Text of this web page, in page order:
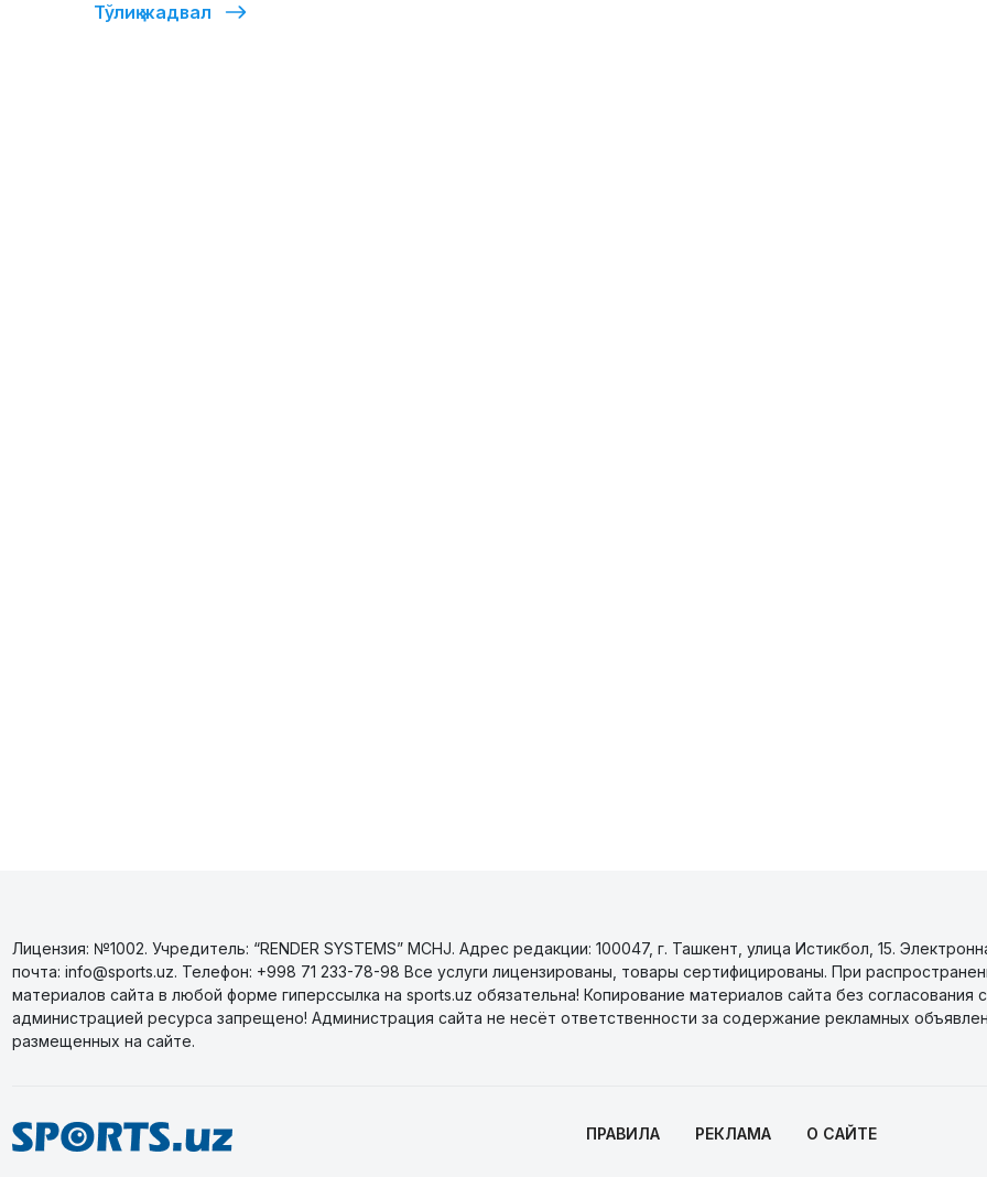
Тўлиқ жадвал
Лицензия: №1002. Учредитель: “RENDER SYSTEMS” MCHJ. Адрес редакции: 100047, г. Ташкент, улица Истикбол, 15.
почта: info@sports.uz. Телефон: +998 71 233-78-98 Все услуги лицензированы, товары сертифицированы. При
материалов сайта в любой форме гиперссылка на sports.uz обязательна! Копирование материалов сайта без согласования с
администрацией ресурса запрещено! Администрация сайта не несёт ответственности за содержание рекламных
размещенных на сайте.
ПРАВИЛА РЕКЛАМА О САЙТЕ